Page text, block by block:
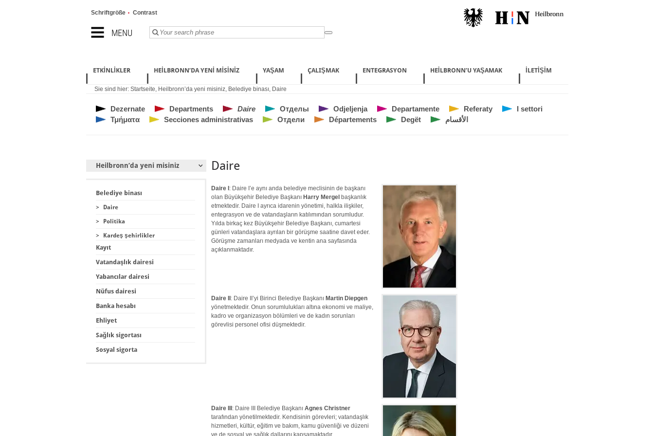
MENU
Schriftgröße Contrast
ETKINLIKLER HEILBRONN’DA YENI MISINIZ YAŞAM ÇALIŞMAK ENTEGRASYON HEILBRONN’U YAŞAMAK İLETIŞIM
Sie sind hier: Startseite, Heilbronn’da yeni misiniz, Belediye binası, Daire
Dezernate Departments Daire Отделы Odjeljenja Departamente Referaty
I settori
Τμήματα
Secciones administrativas Отдели Départements Degët الأقسام
Heilbronn’da yeni misiniz
Belediye binası
> Daire
> Politika
> Kardeş şehirlikler
Kayıt
Vatandaşlık dairesi
Yabancılar dairesi
Nüfus dairesi
Banka hesabı
Ehliyet
Sağlık sigortası
Sosyal sigorta
Daire
Daire I : Daire I’e aynı anda belediye meclisinin de başkanı
olan Büyükşehir Belediye Başkanı Harry Mergel başkanlık
etmektedir. Daire I ayrıca idarenin yönetimi, halkla ilişkiler,
entegrasyon ve de vatandaşların katılımından sorumludur.
Yılda birkaç kez Büyükşehir Belediye Başkanı, cumartesi
günleri vatandaşlara ayrılan bir görüşme saatine davet eder.
Görüşme zamanları medyada ve kentin ana sayfasında
açıklanmaktadır.
Daire II : Daire II’yi Birinci Belediye Başkanı Martin Diepgen
yönetmektedir. Onun sorumlulukları altına ekonomi ve maliye,
kadro ve organizasyon bölümleri ve de kadın sorunları
görevlisi personel ofisi düşmektedir.
Daire III : Daire III Belediye BaşkanıAgnes Christner
tarafından yönetilmektedir. Kendisinin görevleri; vatandaşlık
hizmetleri, kültür, eğitim ve bakım, kamu güvenliği ve düzeni
ve de sosyal ve sağlık dallarını kapsamaktadır.